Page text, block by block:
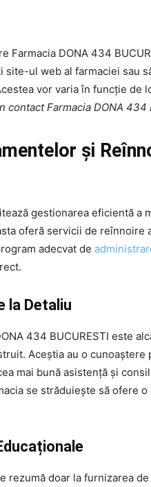
Farmacia DONA 434
site-ul web al farmaciei sau
vor varia în funcție de
contact Farmacia DONA 434
și
gestionarea eficientă a
oferă servicii de reînnoire
adecvat de
la Detaliu
434 BUCURESTI este
Aceștia au o cunoaștere
mai bună asistență și
se străduiește să ofere
rezumă doar la furnizarea